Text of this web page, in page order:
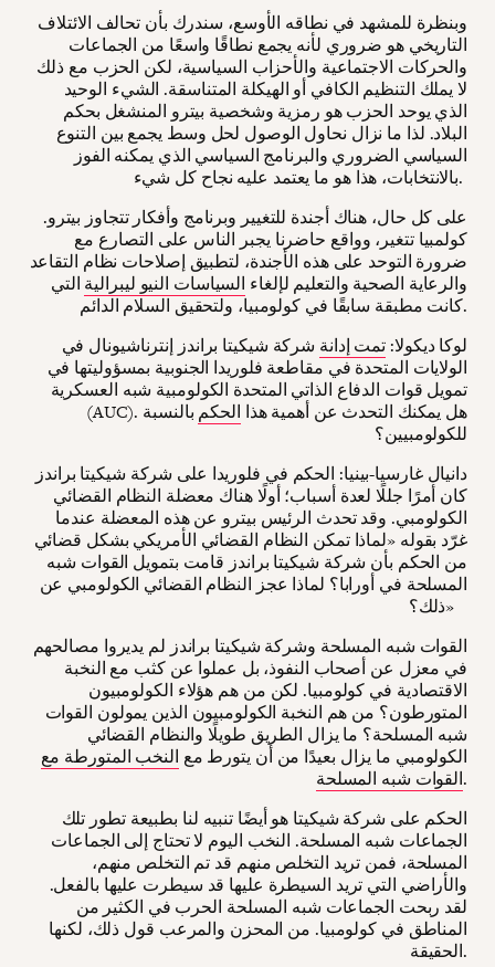
وبنظرة للمشهد في نطاقه الأوسع، سندرك بأن تحالف الائتلاف
التاريخي هو ضروري لأنه يجمع نطاقًا واسعًا من الجماعات
والحركات الاجتماعية والأحزاب السياسية، لكن الحزب مع ذلك
لا يملك التنظيم الكافي أو الهيكلة المتناسقة. الشيء الوحيد
الذي يوحد الحزب هو رمزية وشخصية بيترو المنشغل بحكم
البلاد. لذا ما نزال نحاول الوصول لحل وسط يجمع بين التنوع
السياسي الضروري والبرنامج السياسي الذي يمكنه الفوز
بالانتخابات، هذا هو ما يعتمد عليه نجاح كل شيء.
على كل حال، هناك أجندة للتغيير وبرنامج وأفكار تتجاوز بيترو.
كولمبيا تتغير، وواقع حاضرنا يجبر الناس على التصارع مع
ضرورة التوحد على هذه الأجندة، لتطبيق إصلاحات نظام التقاعد
والرعاية الصحية والتعليم لإلغاء السياسات النيو ليبرالية التي
كانت مطبقة سابقًا في كولومبيا، ولتحقيق السلام الدائم.
لوكا ديكولا: تمت إدانة شركة شيكيتا براندز إنترناشيونال في
الولايات المتحدة في مقاطعة فلوريدا الجنوبية بمسؤوليتها في
تمويل قوات الدفاع الذاتي المتحدة الكولومبية شبه العسكرية
(AUC). هل يمكنك التحدث عن أهمية هذا الحكم بالنسبة
للكولومبيين؟
دانيال غارسيا-بينيا: الحكم في فلوريدا على شركة شيكيتا براندز
كان أمرًا جللًا لعدة أسباب؛ أولًا هناك معضلة النظام القضائي
الكولومبي. وقد تحدث الرئيس بيترو عن هذه المعضلة عندما
غرّد بقوله «لماذا تمكن النظام القضائي الأمريكي بشكل قضائي
من الحكم بأن شركة شيكيتا براندز قامت بتمويل القوات شبه
المسلحة في أورابا؟ لماذا عجز النظام القضائي الكولومبي عن
ذلك؟»
القوات شبه المسلحة وشركة شيكيتا براندز لم يديروا مصالحهم
في معزل عن أصحاب النفوذ، بل عملوا عن كثب مع النخبة
الاقتصادية في كولومبيا. لكن من هم هؤلاء الكولومبيون
المتورطون؟ من هم النخبة الكولومبيون الذين يمولون القوات
شبه المسلحة؟ ما يزال الطريق طويلًا والنظام القضائي
الكولومبي ما يزال بعيدًا من أن يتورط مع النخب المتورطة مع
القوات شبه المسلحة.
الحكم على شركة شيكيتا هو أيضًا تنبيه لنا بطبيعة تطور تلك
الجماعات شبه المسلحة. النخب اليوم لا تحتاج إلى الجماعات
المسلحة، فمن تريد التخلص منهم قد تم التخلص منهم،
والأراضي التي تريد السيطرة عليها قد سيطرت عليها بالفعل.
لقد ربحت الجماعات شبه المسلحة الحرب في الكثير من
المناطق في كولومبيا. من المحزن والمرعب قول ذلك، لكنها
الحقيقة.